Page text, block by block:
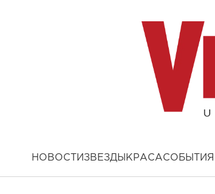
НОВОСТИ ЗВЕЗДЫ КРАСАСОБЫТИЯ